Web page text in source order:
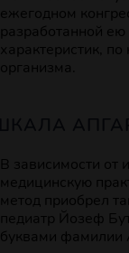
ежегодном
разработанной
характеристик,
организма.
В зависимости от
медицинскую
метод приобрел
педиатр Йозеф
буквами фамилии